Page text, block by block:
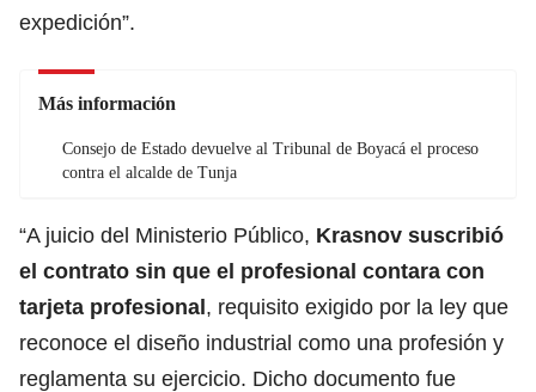
expedición”.
Más información
Consejo de Estado devuelve al Tribunal de Boyacá el proceso
contra el alcalde de Tunja
“A juicio del Ministerio Público, Krasnov suscribió
el contrato sin que el profesional contara con
tarjeta profesional, requisito exigido por la ley que
reconoce el diseño industrial como una profesión y
reglamenta su ejercicio. Dicho documento fue